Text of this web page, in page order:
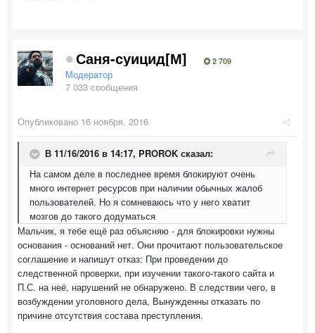
Саня-суицид[М] 2 709
Модератор
7 033 сообщения
Опубликовано 16 ноября, 2016
В 11/16/2016 в 14:17, PROROK сказал:
На самом деле в последнее время блокируют очень
много интернет ресурсов при наличии обычных жалоб
пользователей. Но я сомневаюсь что у него хватит
мозгов до такого додуматься
Мальчик, я тебе ещё раз объясняю - для блокировки нужны
основания - оснований нет. Они прочитают пользовательское
соглашение и напишут отказ: При проведении до
следственной проверки, при изучении такого-такого сайта и
П.С. на неё, нарушений не обнаружено. В следствии чего, в
возбуждении уголовного дела, Вынужденны отказать по
причине отсутствия состава преступления.